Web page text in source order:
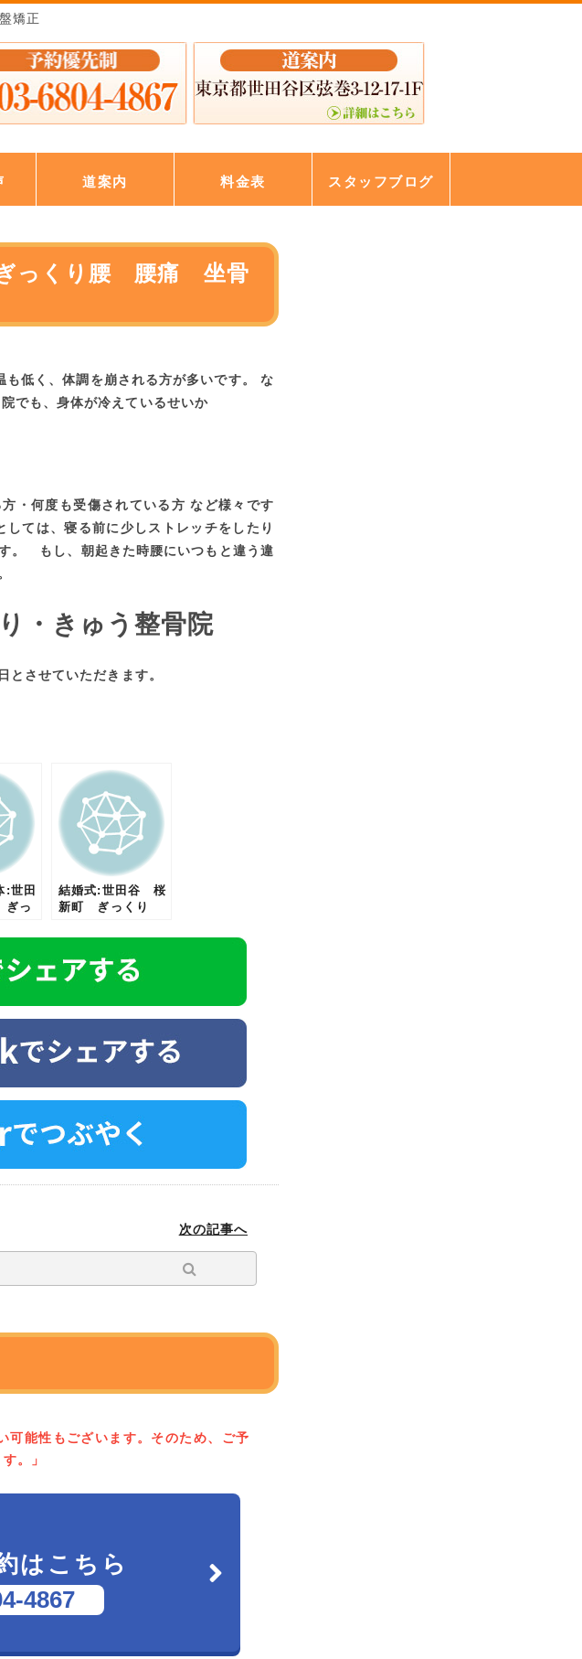
矯正
道案内 料金表 スタッフブログ
っくり腰 腰痛 坐骨
低く、体調を崩される方が多いです。 な
でも、身体が冷えているせいか
・何度も受傷されている方 など様々です
ては、寝る前に少しストレッチをしたり
。 もし、朝起きた時腰にいつもと違う違
・きゅう整骨院
させていただきます。
:世田
っ
ルニ
結婚式:世田谷 桜
新町 ぎっくり
経痛 ヘルニア
骨盤矯正
次の記事へ
可能性もございます。そのため、ご予
。」
はこちら
4867